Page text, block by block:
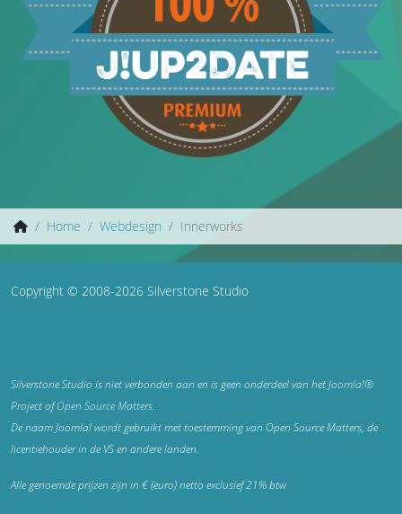
Home Webdesign Innerworks
Copyright © 2008-2026 Silverstone Studio
Silverstone Studio is niet verbonden aan en is geen onderdeel van hetJoomla!®
Project ofOpen Source Matters.
De naam Joomla! wordt gebruikt met toestemming van Open Source Matters, de
licentiehouder in de VS en andere landen.
Alle genoemde prijzen zijn in € (euro) netto exclusief 21% btw